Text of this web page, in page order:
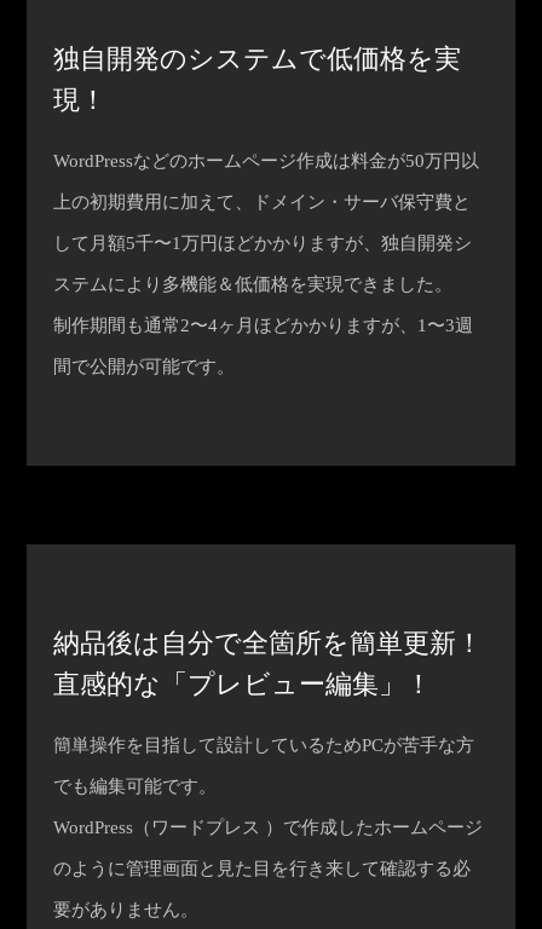
独自開発のシステムで低価格を実
現！
WordPressなどのホームページ作成は料金が50万円以
上の初期費用に加えて、ドメイン・サーバ保守費と
して月額5千〜1万円ほどかかりますが、独自開発シ
ステムにより多機能＆低価格を実現できました。
制作期間も通常2〜4ヶ月ほどかかりますが、1〜3週
間で公開が可能です。
納品後は自分で全箇所を簡単更新！
直感的な「プレビュー編集」！
簡単操作を目指して設計しているためPCが苦手な方
でも編集可能です。
WordPress（ワードプレス ）で作成したホームページ
のように管理画面と見た目を行き来して確認する必
要がありません。